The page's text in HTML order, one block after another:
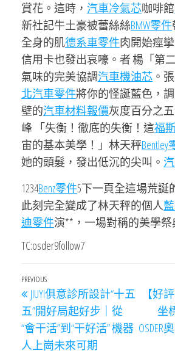
賞花。這時， 汽車冷氣芯咖啡館
新社記牛土豪被蕾絲絲BMW零件
全身的肌德系車零件肉開始痙
信用卡也發出哀嚎。者 楊「第
氣味的完美協調汽車機油芯 。
北汽車零件將你的怪誕藍色，
壁的汽車材料報價灰度百分之
峰 「失衡！徹底的失衡！這福
宙的基本美學！」林天秤Bentley
她的頭髮，發出低沉的尖叫。
1234Benz零件5下一頁全這場荒誕
此刻完全變成了林天秤的個人
迪零件演**，一場對稱的美學
TC:osder9follow7
文
章
導
覽
Previous
Post
PREVIOUS
JIUYI俱意診所設計“十五
五”開好局起好步｜從
“會干活”到“干好活” 機器
人上崗未來可期
【好
坐